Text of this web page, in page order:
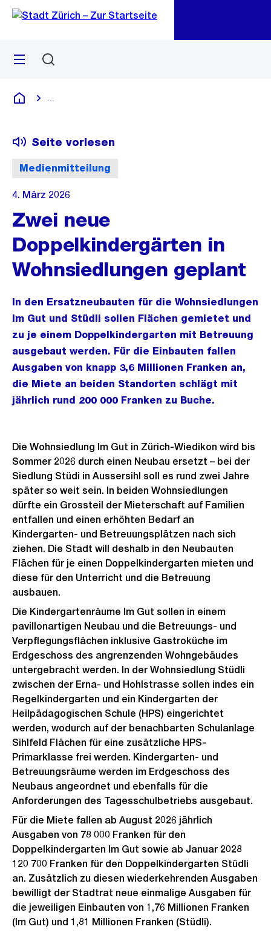
Navigation
Sprunglink
Menü
Deutsch
Medienmitteilung
Seite vorlesen
4. März 2026
Zwei neue
Doppelkindergärten in
Wohnsiedlungen geplant
In den Ersatzneubauten für die Wohnsiedlungen
Im Gut und Stüdli sollen Flächen gemietet und
zu je einem Doppelkindergarten mit Betreuung
ausgebaut werden. Für die Einbauten fallen
Ausgaben von knapp 3,6 Millionen Franken an,
die Miete an beiden Standorten schlägt mit
jährlich rund 200 000 Franken zu Buche.
Die Wohnsiedlung Im Gut in Zürich-Wiedikon wird bis
Sommer 2026 durch einen Neubau ersetzt – bei der
Siedlung Stüdi in Aussersihl soll es rund zwei Jahre
später so weit sein. In beiden Wohnsiedlungen
dürfte ein Grossteil der Mieterschaft auf Familien
entfallen und einen erhöhten Bedarf an
Kindergarten- und Betreuungsplätzen nach sich
ziehen. Die Stadt will deshalb in den Neubauten
Flächen für je einen Doppelkindergarten mieten und
diese für den Unterricht und die Betreuung
ausbauen.
Die Kindergartenräume Im Gut sollen in einem
pavillonartigen Neubau und die Betreuungs- und
Verpflegungsflächen inklusive Gastroküche im
Erdgeschoss des angrenzenden Wohngebäudes
untergebracht werden. In der Wohnsiedlung Stüdli
zwischen der Erna- und Hohlstrasse sollen indes ein
Regelkindergarten und ein Kindergarten der
Heilpädagogischen Schule (HPS) eingerichtet
werden, wodurch auf der benachbarten Schulanlage
Sihlfeld Flächen für eine zusätzliche HPS-
Primarklasse frei werden. Kindergarten- und
Betreuungsräume werden im Erdgeschoss des
Neubaus angeordnet und ebenfalls für die
Anforderungen des Tagesschulbetriebs ausgebaut.
Für die Miete fallen ab August 2026 jährlich
Ausgaben von 78 000 Franken für den
Doppelkindergarten Im Gut sowie ab Januar 2028
120 700 Franken für den Doppelkindergarten Stüdli
an. Zusätzlich zu diesen wiederkehrenden Ausgaben
bewilligt der Stadtrat neue einmalige Ausgaben für
die jeweiligen Einbauten von 1,76 Millionen Franken
(Im Gut) und 1,81 Millionen Franken (Stüdli).